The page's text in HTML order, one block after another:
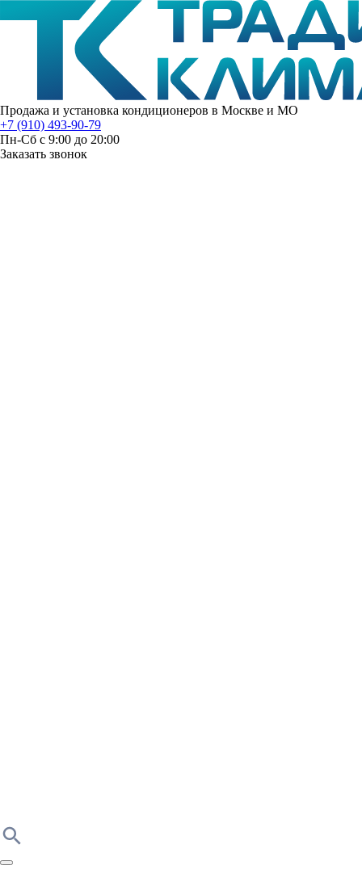
Продажа и установка кондиционеров в Москве и МО
+7 (910) 493-90-79
Пн-Сб с 9:00 до 20:00
Заказать звонок